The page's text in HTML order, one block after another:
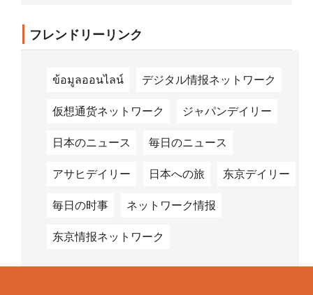
フレンドリーリンク
ข้อมูลออนไลน์ デジタル情报ネットワーク
仮想通货ネットワーク ジャパンデイリー
日本のニュース 毎日のニュース
アサヒデイリー 日本への旅 东京デイリー
毎日の时事 ネットワーク情报
东京情报ネットワーク